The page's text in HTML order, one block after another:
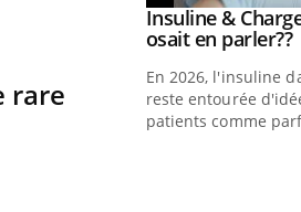
rarede la
Youtube
Insuline &
osait en parler??
En 2026, l'insuline
reste entourée
patients comme